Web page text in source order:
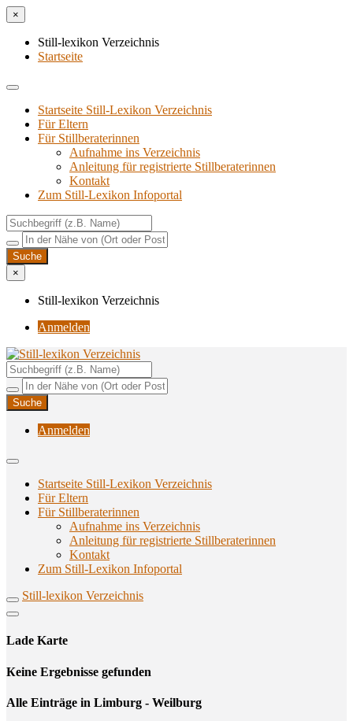
×
Still-lexikon Verzeichnis
Startseite
Startseite Still-Lexikon Verzeichnis
Für Eltern
Für Stillberaterinnen
Aufnahme ins Verzeichnis
Anlei­tung für regis­trier­te Stillberaterinnen
Kon­takt
Zum Still-Lexikon Infoportal
×
Still-lexikon Verzeichnis
Anmelden
Still-lexikon Verzeichnis
Unterstützungsangebote rund ums Stillen
Anmelden
Startseite Still-Lexikon Verzeichnis
Für Eltern
Für Stillberaterinnen
Aufnahme ins Verzeichnis
Anlei­tung für regis­trier­te Stillberaterinnen
Kon­takt
Zum Still-Lexikon Infoportal
Still-lexikon Verzeichnis
Lade Karte
Кeine Ergebnisse gefunden
Alle Einträge in Limburg - Weilburg